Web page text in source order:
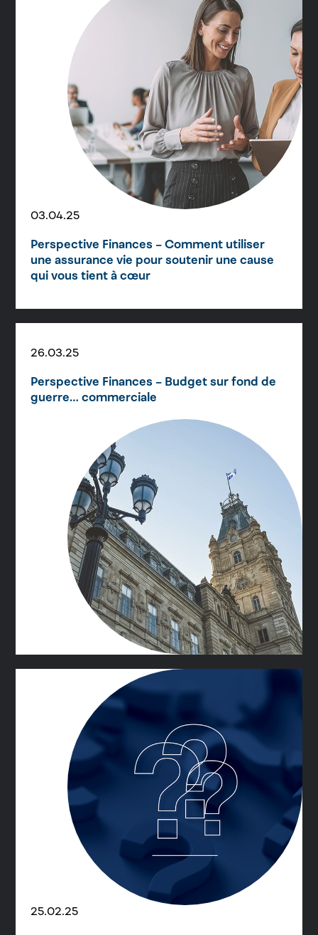
03.04.25
Perspective Finances – Comment utiliser
une assurance vie pour soutenir une cause
qui vous tient à cœur
26.03.25
Perspective Finances – Budget sur fond de
guerre… commerciale
25.02.25